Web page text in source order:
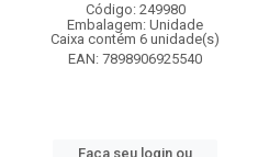
Código: 249980
Embalagem: Unidade
Caixa contém 6 unidade(s)
EAN: 7898906925540
Faça seu login ou